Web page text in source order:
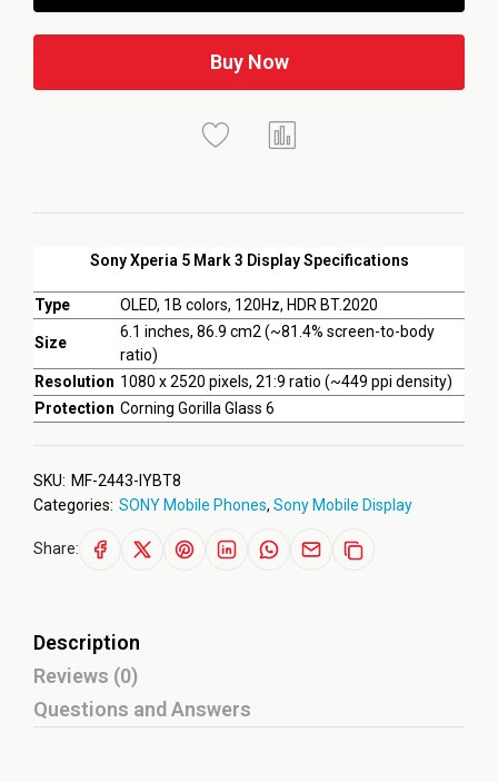
Sony Xperia 5 Mark 3 Display Specifications
Type OLED, 1B colors, 120Hz, HDR BT.2020
Size
6.1 inches, 86.9 cm2 (~81.4% screen-to-body
ratio)
Resolution 1080 x 2520 pixels, 21:9 ratio (~449 ppi density)
Protection Corning Gorilla Glass 6
Buy Now
SKU: MF-2443-IYBT8
Categories: SONY Mobile Phones, Sony Mobile Display
Share:
Description
Reviews (0)
Questions and Answers